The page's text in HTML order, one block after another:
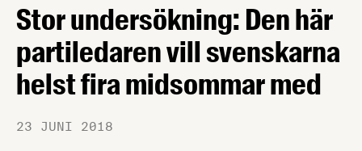
Stor undersökning: Den här
partiledaren vill svenskarna
helst fira midsommar med
23 JUNI 2018